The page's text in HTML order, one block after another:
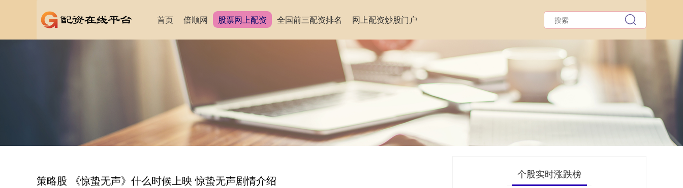
首页 倍顺网 股票网上配资 全国前三配资排名 网上配资炒股门户
策略股 《惊蛰无声》什么时候上映 惊蛰无声剧情介绍 个股实时涨跌榜